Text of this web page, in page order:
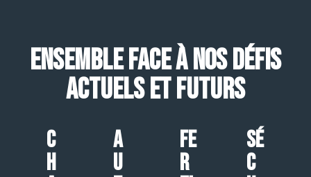
Ensemble face à nos défis
actuels et futurs
C
h
A
u
Fe
r
Sé
c